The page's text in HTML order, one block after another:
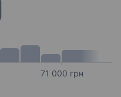
71 000 грн